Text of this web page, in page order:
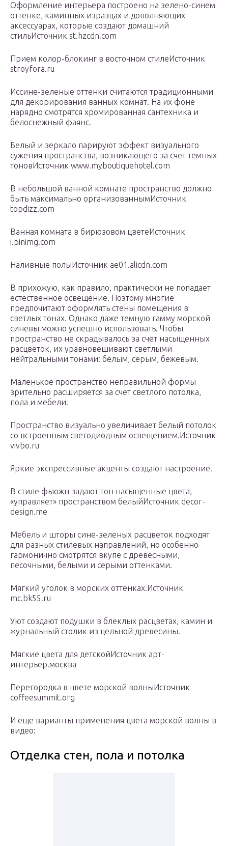
Оформление интерьера построено на зелено-синем
оттенке, каминных изразцах и дополняющих
аксессуарах, которые создают домашний
стильИсточник st.hzcdn.com
Прием колор-блокинг в восточном стилеИсточник
stroyfora.ru
Иссине-зеленые оттенки считаются традиционными
для декорирования ванных комнат. На их фоне
нарядно смотрятся хромированная сантехника и
белоснежный фаянс.
Белый и зеркало парируют эффект визуального
сужения пространства, возникающего за счет темных
тоновИсточник www.myboutiquehotel.com
В небольшой ванной комнате пространство должно
быть максимально организованнымИсточник
topdizz.com
Ванная комната в бирюзовом цветеИсточник
i.pinimg.com
Наливные полыИсточник ae01.alicdn.com
В прихожую, как правило, практически не попадает
естественное освещение. Поэтому многие
предпочитают оформлять стены помещения в
светлых тонах. Однако даже темную гамму морской
синевы можно успешно использовать. Чтобы
пространство не скрадывалось за счет насыщенных
расцветок, их уравновешивают светлыми
нейтральными тонами: белым, серым, бежевым.
Маленькое пространство неправильной формы
зрительно расширяется за счет светлого потолка,
пола и мебели.
Пространство визуально увеличивает белый потолок
со встроенным светодиодным освещением.Источник
vivbo.ru
Яркие экспрессивные акценты создают настроение.
В стиле фьюжн задают тон насыщенные цвета,
«управляет» пространством белыйИсточник decor-
design.me
Мебель и шторы сине-зеленых расцветок подходят
для разных стилевых направлений, но особенно
гармонично смотрятся вкупе с древесными,
песочными, белыми и серыми оттенками.
Мягкий уголок в морских оттенках.Источник
mc.bk55.ru
Уют создают подушки в блеклых расцветах, камин и
журнальный столик из цельной древесины.
Мягкие цвета для детскойИсточник арт-
интерьер.москва
Перегородка в цвете морской волныИсточник
coffeesummit.org
И еще варианты применения цвета морской волны в
видео:
Отделка стен, пола и потолка